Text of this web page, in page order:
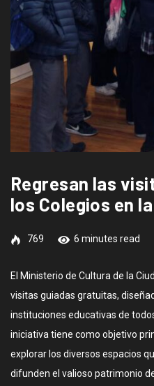
Regresan las
los Colegios en
769 6 minutes read
El Ministerio de Cultura de la
visitas guiadas gratuitas,
instituciones educativas de
iniciativa tiene como objetivo
explorar los diversos espacios
difunden el valioso patrimonio